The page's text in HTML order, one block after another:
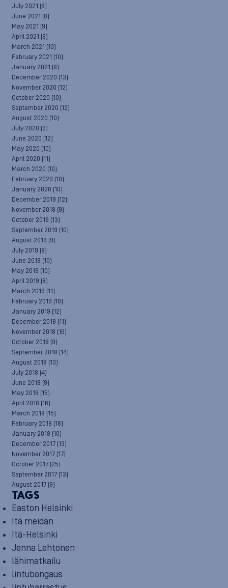
July 2021 (6)
June 2021 (8)
May 2021 (9)
April 2021 (9)
March 2021 (10)
February 2021 (10)
January 2021 (8)
December 2020 (13)
November 2020 (12)
October 2020 (10)
September 2020 (12)
August 2020 (10)
July 2020 (9)
June 2020 (12)
May 2020 (10)
April 2020 (11)
March 2020 (10)
February 2020 (10)
January 2020 (10)
December 2019 (12)
November 2019 (9)
October 2019 (13)
September 2019 (10)
August 2019 (9)
July 2019 (8)
June 2019 (10)
May 2019 (10)
April 2019 (8)
March 2019 (11)
February 2019 (10)
January 2019 (12)
December 2018 (11)
November 2018 (16)
October 2018 (9)
September 2018 (14)
August 2018 (13)
July 2018 (4)
June 2018 (9)
May 2018 (15)
April 2018 (16)
March 2018 (15)
February 2018 (18)
January 2018 (10)
December 2017 (13)
November 2017 (17)
October 2017 (25)
September 2017 (13)
August 2017 (9)
TAGS
Easton Helsinki
Itä meidän
Itä-Helsinki
Jenna Lehtonen
lähimatkailu
lintubongaus